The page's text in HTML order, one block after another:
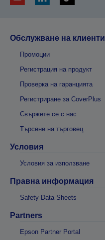
Обслужване на клиенти
Промоции
Регистрация на продукт
Проверка на гаранцията
Регистриране за CoverPlus
Свържете се с нас
Търсене на търговец
Условия
Условия за използване
Правна информация
Safety Data Sheets
Partners
Epson Partner Portal